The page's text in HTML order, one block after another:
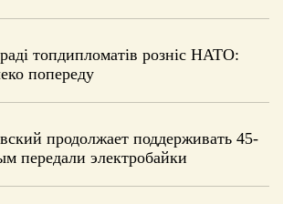
топдипломатів розніс НАТО:
попереду
продолжает поддерживать 45-
передали электробайки